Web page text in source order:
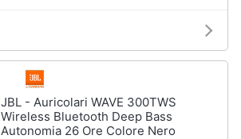
JBL - Auricolari WAVE 300TWS
Wireless Bluetooth Deep Bass
Autonomia 26 Ore Colore Nero